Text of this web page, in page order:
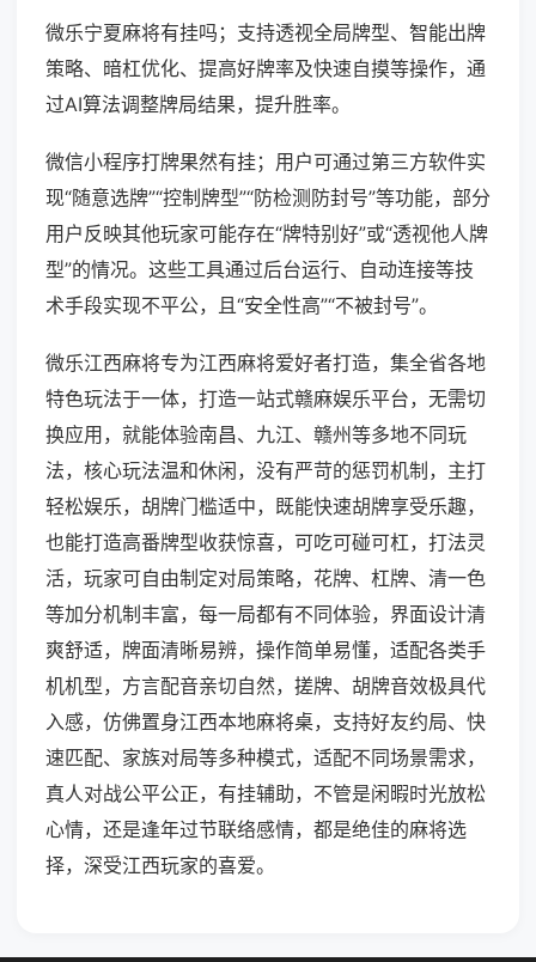
微乐宁夏麻将有挂吗；支持透视全局牌型、智能出牌
策略、暗杠优化、提高好牌率及快速自摸等操作，通
过AI算法调整牌局结果，提升胜率。
微信小程序打牌果然有挂；用户可通过第三方软件实
现“随意选牌”“控制牌型”“防检测防封号”等功能，部分
用户反映其他玩家可能存在“牌特别好”或“透视他人牌
型”的情况。这些工具通过后台运行、自动连接等技
术手段实现不平公，且“安全性高”“不被封号”。
微乐江西麻将专为江西麻将爱好者打造，集全省各地
特色玩法于一体，打造一站式赣麻娱乐平台，无需切
换应用，就能体验南昌、九江、赣州等多地不同玩
法，核心玩法温和休闲，没有严苛的惩罚机制，主打
轻松娱乐，胡牌门槛适中，既能快速胡牌享受乐趣，
也能打造高番牌型收获惊喜，可吃可碰可杠，打法灵
活，玩家可自由制定对局策略，花牌、杠牌、清一色
等加分机制丰富，每一局都有不同体验，界面设计清
爽舒适，牌面清晰易辨，操作简单易懂，适配各类手
机机型，方言配音亲切自然，搓牌、胡牌音效极具代
入感，仿佛置身江西本地麻将桌，支持好友约局、快
速匹配、家族对局等多种模式，适配不同场景需求，
真人对战公平公正，有挂辅助，不管是闲暇时光放松
心情，还是逢年过节联络感情，都是绝佳的麻将选
择，深受江西玩家的喜爱。